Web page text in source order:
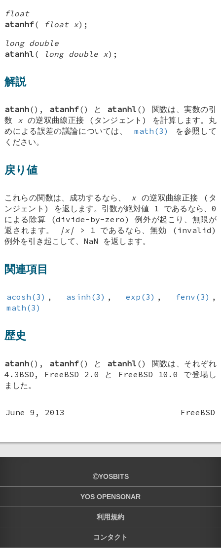
float
atanhf( float x);
long double
atanhl ( long double x);
解説
atanh(), atanhf() と atanhl () 関数は、実数の引
数 xの逆双曲線正接 (タンジェント) を計算します。丸
めによる誤差の議論については、
math(3)
を参照して
ください。
戻り値
これらの関数は、成功するなら、 x の逆双曲線正接 (タ
ンジェント) を返します。引数が絶対値 1 であるなら、0
による除算 (divide-by-zero) 例外が起こり、無限が
返されます。
|x| > 1 であるなら、無効 (invalid)
例外を引き起こして、NaN を返します。
関連項目
acosh(3) , asinh(3) , exp(3) , fenv(3) ,
math(3)
歴史
atanh(), atanhf() と atanhl () 関数は、それぞれ
4.3BSD , FreeBSD 2.0 と FreeBSD 10.0 で登場し
ました。
June 9, 2013 FreeBSD
YOSBITS
YOS OPENSONAR
利用規約
コンタクト